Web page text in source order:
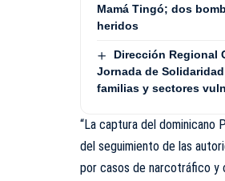
Mamá Tingó; dos
heridos
Dirección Regional
Jornada de
familias y sectores
“La captura del dominicano
del seguimiento de las
por casos de narcotráfico y